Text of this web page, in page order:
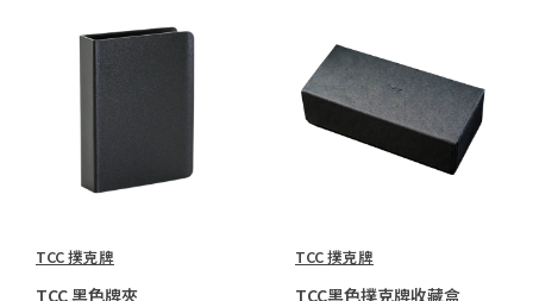
TCC 撲克牌
TCC 黑色牌夾
TCC 撲克牌
TCC黑色撲克牌收藏盒